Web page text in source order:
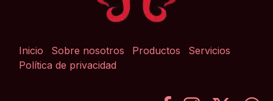
Inicio Sobre nosotros Productos
Servicios
Política de privacidad